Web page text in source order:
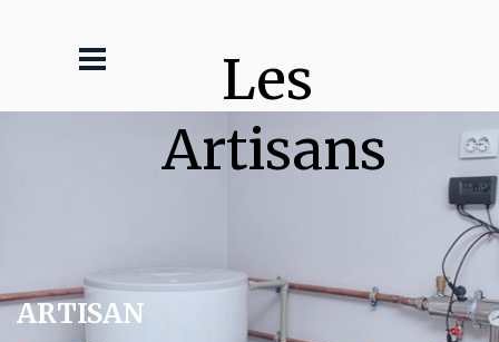
Les
Artisans
ARTISAN